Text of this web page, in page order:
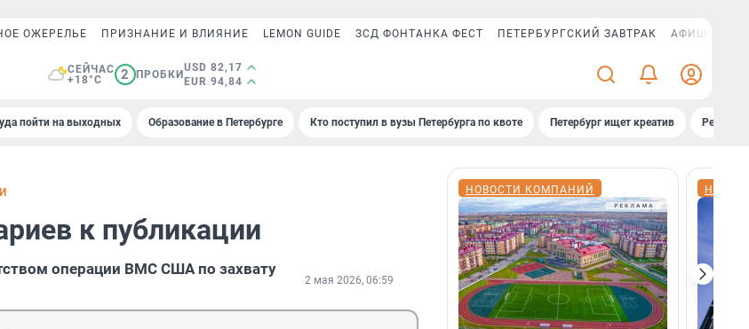
ОЖЕРЕЛЬЕ ПРИЗНАНИЕ И ВЛИЯНИЕ LEMON GUIDE ЗСД ФОНТАНКА ФЕСТ ПЕТЕРБУРГСКИЙ ЗАВТРАК АФИША PLUS
СЕЙЧАС
+18°C
2 ПРОБКИ
USD 82,17
EUR 94,84
пойти на выходных Образование в Петербурге Кто поступил в вузы Петербурга по квоте Петербург ищет креатив
к публикации
операции ВМС США по захвату
2 мая 2026, 06:59
НОВОСТИ КОМПАНИЙ